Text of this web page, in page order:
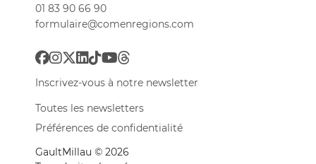
01 83 90 66 90
formulaire@comenregions.com
Inscrivez-vous à notre newsletter
Toutes les newsletters
Préférences de confidentialité
GaultMillau © 2026